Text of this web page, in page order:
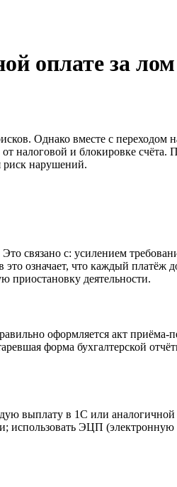
оплате за
Однако вместе с переходом
налоговой и блокировке
нарушений.
связано с: усилением
означает, что каждый платёж
приостановку деятельности.
оформляется акт приёма-
форма бухгалтерской
в 1С или аналогичной
ЭЦП (электронную